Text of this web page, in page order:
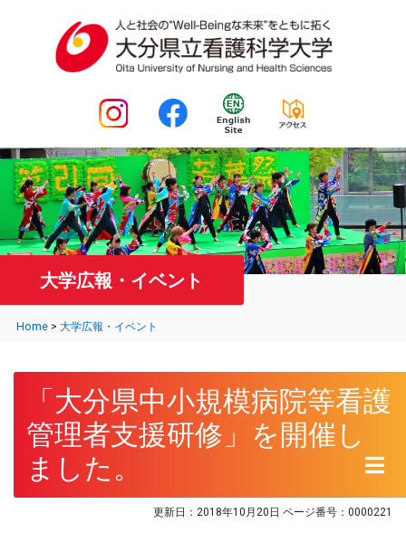
大学広報・イベント
Home > 大学広報・イベント
「大分県中小規模病院等看護
管理者支援研修」を開催し
ました。
更新日：2018年10月20日 ページ番号：0000221